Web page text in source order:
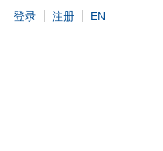
登录 注册 EN